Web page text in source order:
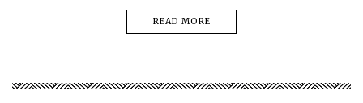
READ MORE